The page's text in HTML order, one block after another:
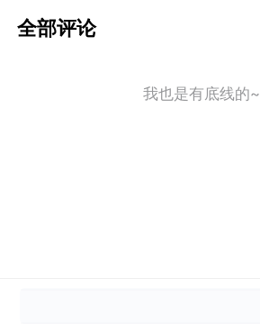
全部评论
我也是有底线的~